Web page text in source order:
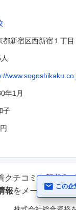
都新宿区西新宿１丁
年1月
子
クチコミや新着
報をメールで受け
この企